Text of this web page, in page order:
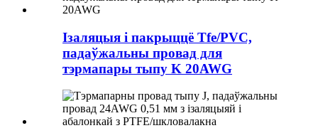
Ізаляцыя і пакрыццё Tfe/PVC,
падаўжальны провад для
тэрмапары тыпу K 20AWG